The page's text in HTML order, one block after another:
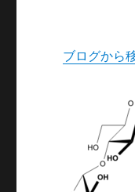
ブログから